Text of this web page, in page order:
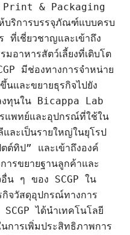
Print & Packaging
ริการบรรจุภัณฑ์แบบครบ
ที่เชี่ยวชาญและเข้าถึง
อาหารสัตว์เลี้ยงที่เติบโต
มีช่องทางการจำหน่าย
และขยายธุรกิจไปยัง
งทุนใน Bicappa Lab
พทย์และอุปกรณ์ที่ใช้ใน
ละเป็นรายใหญ่ในยุโรป
ต์ทิป” และเข้าถึงองค์
ารขยายฐานลูกค้าและ
อื่น ๆ ของ SCGP ใน
กิจวัสดุอุปกรณ์ทางการ
ได้นำเทคโนโลยี
ารเพิ่มประสิทธิภาพการ